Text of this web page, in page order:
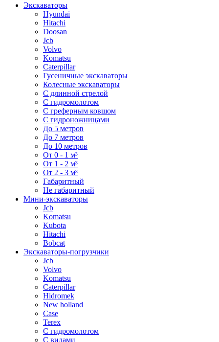
Экскаваторы
Hyundai
Hitachi
Doosan
Jcb
Volvo
Komatsu
Caterpillar
Гусеничные экскаваторы
Колесные экскаваторы
С длинной стрелой
С гидромолотом
С греферным ковшом
С гидроножницами
До 5 метров
До 7 метров
До 10 метров
От 0 - 1 м³
От 1 - 2 м³
От 2 - 3 м³
Габаритный
Не габаритный
Мини-экскаваторы
Jcb
Komatsu
Kubota
Hitachi
Bobcat
Экскаваторы-погрузчики
Jcb
Volvo
Komatsu
Caterpillar
Hidromek
New holland
Case
Terex
С гидромолотом
С вилами